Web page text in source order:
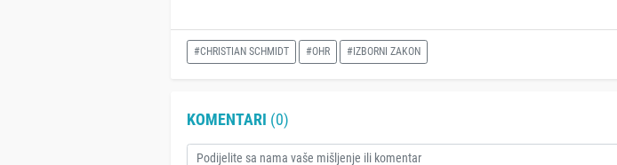
#CHRISTIAN SCHMIDT #OHR #IZBORNI ZAKON
KOMENTARI (0)